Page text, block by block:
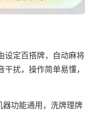
设定百搭牌，自动麻将
扰，操作简单易懂，
功能通用，洗牌理牌